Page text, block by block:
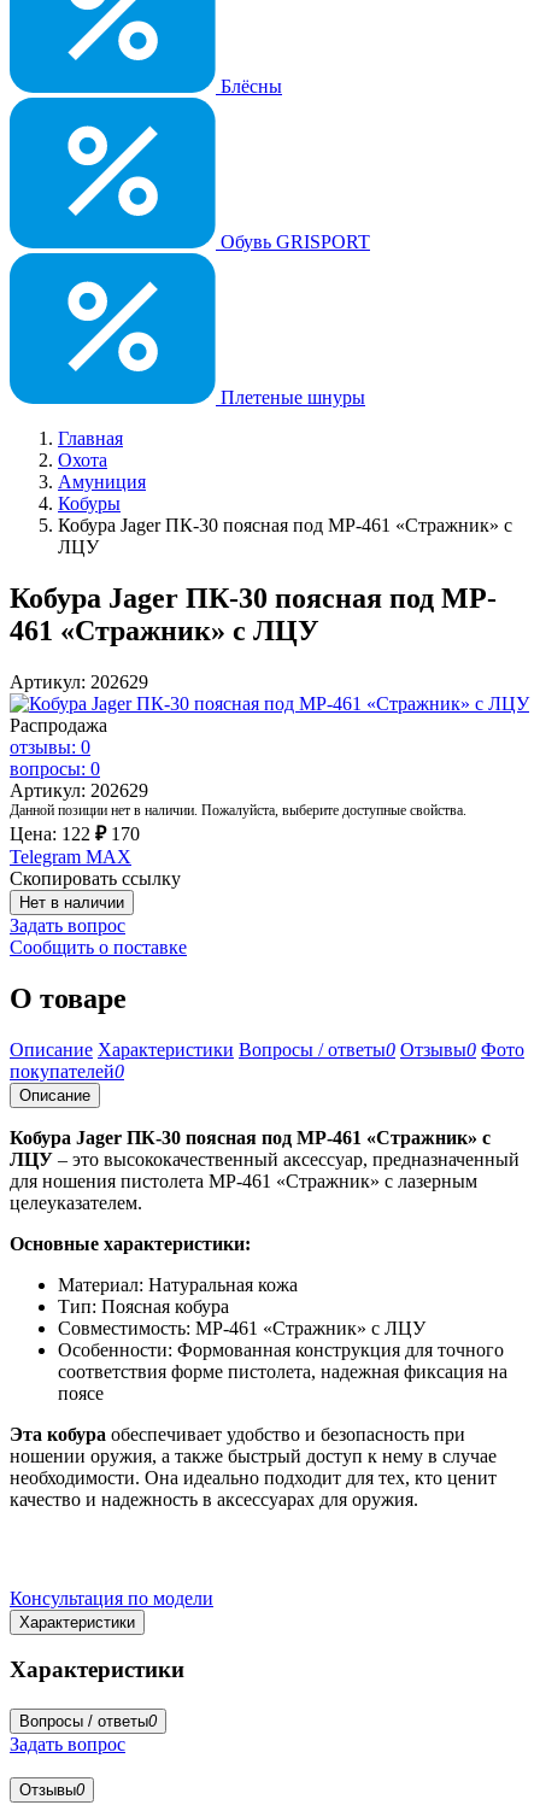
Блёсны
Обувь GRISPORT
Плетеные шнуры
Главная
Охота
Амуниция
Кобуры
Кобура Jager ПК-30 поясная под MP-461 «Стражник» с
ЛЦУ
Кобура Jager ПК-30 поясная под MP-
461 «Стражник» с ЛЦУ
Артикул: 202629
Распродажа
отзывы: 0
вопросы: 0
Артикул: 202629
Данной позиции нет в наличии. Пожалуйста, выберите доступные свойства.
Цена: 122 ₽ 170
Telegram MAX
Скопировать ссылку
Нет в наличии
Задать вопрос
Сообщить о поставке
О товаре
Описание Характеристики Вопросы / ответы0 Отзывы0 Фото
покупателей0
Описание
Кобура Jager ПК-30 поясная под MP-461 «Стражник» с
ЛЦУ – это высококачественный аксессуар, предназначенный
для ношения пистолета MP-461 «Стражник» с лазерным
целеуказателем.
Основные характеристики:
Материал: Натуральная кожа
Тип: Поясная кобура
Совместимость: MP-461 «Стражник» с ЛЦУ
Особенности: Формованная конструкция для точного
соответствия форме пистолета, надежная фиксация на
поясе
Эта кобура обеспечивает удобство и безопасность при
ношении оружия, а также быстрый доступ к нему в случае
необходимости. Она идеально подходит для тех, кто ценит
качество и надежность в аксессуарах для оружия.
Консультация по модели
Характеристики
Характеристики
Вопросы / ответы0
Задать вопрос
Отзывы0